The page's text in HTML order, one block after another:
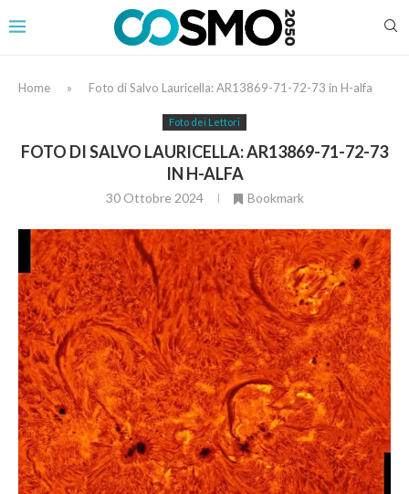
Home » Foto di Salvo Lauricella: AR13869-71-72-73 in H-alfa
Foto dei Lettori
FOTO DI SALVO LAURICELLA: AR13869-71-72-73
IN H-ALFA
30 Ottobre 2024 Bookmark